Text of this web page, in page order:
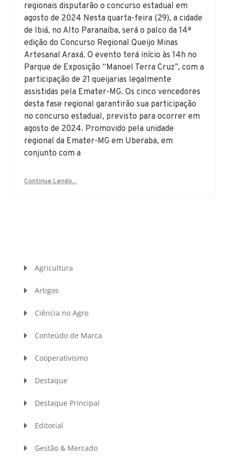
regionais disputarão o concurso estadual em
agosto de 2024 Nesta quarta-feira (29), a cidade
de Ibiá, no Alto Paranaíba, será o palco da 14ª
edição do Concurso Regional Queijo Minas
Artesanal Araxá. O evento terá início às 14h no
Parque de Exposição “Manoel Terra Cruz”, com a
participação de 21 queijarias legalmente
assistidas pela Emater-MG. Os cinco vencedores
desta fase regional garantirão sua participação
no concurso estadual, previsto para ocorrer em
agosto de 2024. Promovido pela unidade
regional da Emater-MG em Uberaba, em
conjunto com a
Continue Lendo...
Agricultura
Artigos
Ciência no Agro
Conteúdo de Marca
Cooperativismo
Destaque
Destaque Principal
Editorial
Gestão & Mercado